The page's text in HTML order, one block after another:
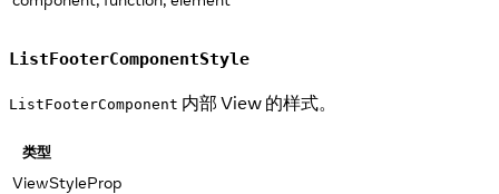
ListFooterComponentStyle
ListFooterComponent 内部 View 的样式。
类型
ViewStyleProp